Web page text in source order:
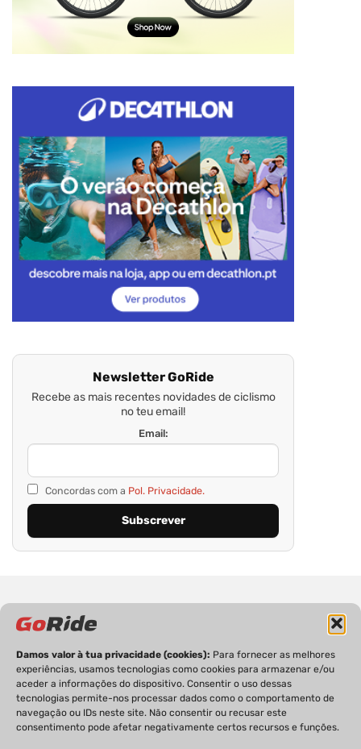
Damos valor à tua privacidade (cookies): Para fornecer as melhores
experiências, usamos tecnologias como cookies para armazenar e/ou
aceder a informações do dispositivo. Consentir o uso dessas
tecnologias permite-nos processar dados como o comportamento de
navegação ou IDs neste site. Não consentir ou recusar este
consentimento pode afetar negativamente certos recursos e funções.
Newsletter GoRide
Recebe as mais recentes novidades de ciclismo
no teu email!
Email:
Concordas com a Pol. Privacidade.
PRIVACIDADE FICHA TÉCNICA
ESTATUTO EDITORIAL
POLÍTICA DE COOKIES
CONTACTOS